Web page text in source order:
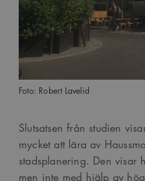
Foto: Robert Lavelid
Slutsatsen från studien
mycket att lära av
stadsplanering. Den visar
men inte med hjälp av